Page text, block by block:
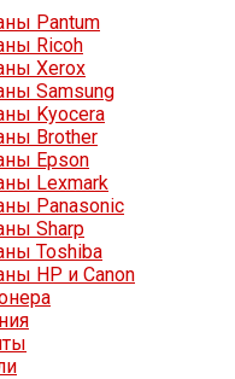
Pantum
Ricoh
Xerox
Samsung
Kyocera
Brother
Epson
Lexmark
Panasonic
Sharp
Toshiba
HP и Canon